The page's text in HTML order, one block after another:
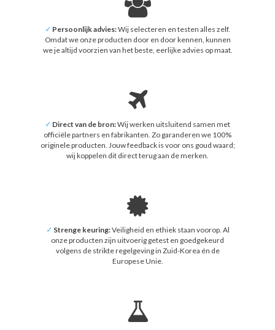
✓ Persoonlijk advies:Wij selecteren en testen alles zelf.
Omdat we onze producten door en door kennen, kunnen
we je altijd voorzien van het beste, eerlijke advies op maat.
✓ Direct van de bron:Wij werken uitsluitend samen met
officiële partners en fabrikanten. Zo garanderen we 100%
originele producten. Jouw feedback is voor ons goud waard;
wij koppelen dit direct terug aan de merken.
✓ Strenge keuring:Veiligheid en ethiek staan voorop. Al
onze producten zijn uitvoerig getest en goedgekeurd
volgens de strikte regelgeving in Zuid-Korea én de
Europese Unie.